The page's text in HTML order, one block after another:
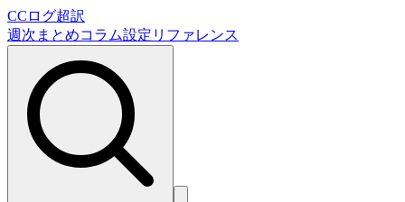
CCログ超訳
週次まとめコラム設定リファレンス